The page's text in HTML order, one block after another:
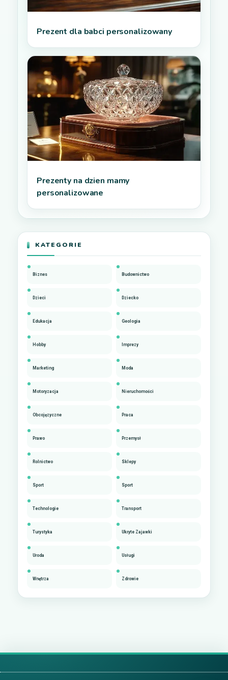
Prezent dla babci personalizowany
Prezenty na dzien mamy
personalizowane
KATEGORIE
Biznes Budownictwo
Dzieci Dziecko
Edukacja Geologia
Hobby Imprezy
Marketing Moda
Motoryzacja Nieruchomości
Obcojęzyczne Praca
Prawo Przemysł
Rolnictwo Sklepy
Sport Sport
Technologie Transport
Turystyka Ukryte Zajawki
Uroda Usługi
Wnętrza Zdrowie